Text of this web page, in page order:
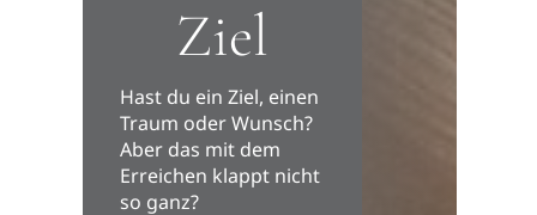
Ziel
Hast du ein Ziel, einen
Traum oder Wunsch?
Aber das mit dem
Erreichen klappt nicht
so ganz?